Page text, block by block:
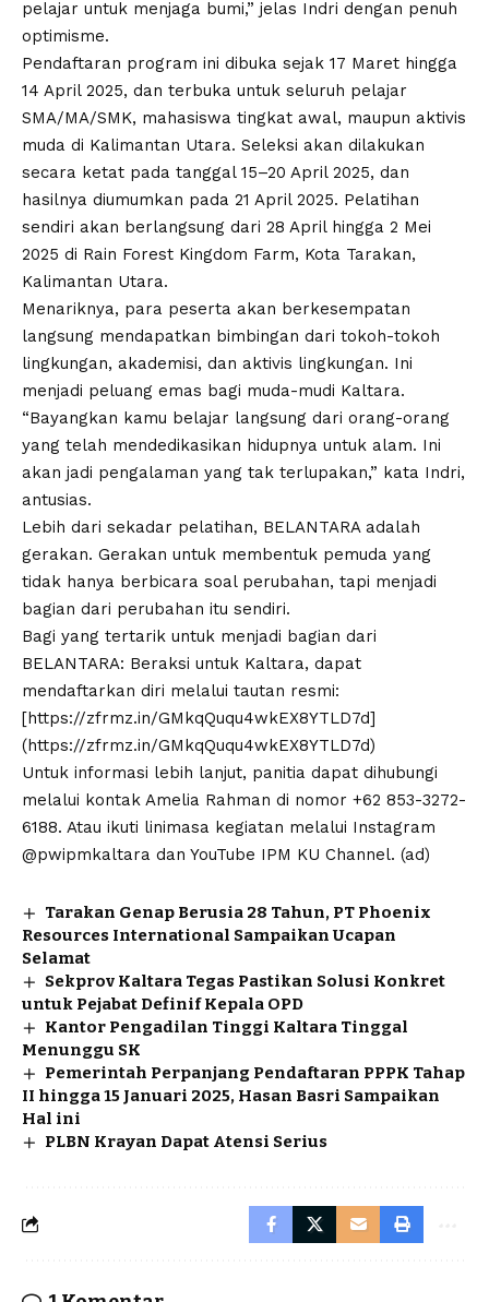
pelajar untuk menjaga bumi,” jelas Indri dengan penuh
optimisme.
Pendaftaran program ini dibuka sejak 17 Maret hingga
14 April 2025, dan terbuka untuk seluruh pelajar
SMA/MA/SMK, mahasiswa tingkat awal, maupun aktivis
muda di Kalimantan Utara. Seleksi akan dilakukan
secara ketat pada tanggal 15–20 April 2025, dan
hasilnya diumumkan pada 21 April 2025. Pelatihan
sendiri akan berlangsung dari 28 April hingga 2 Mei
2025 di Rain Forest Kingdom Farm, Kota Tarakan,
Kalimantan Utara.
Menariknya, para peserta akan berkesempatan
langsung mendapatkan bimbingan dari tokoh-tokoh
lingkungan, akademisi, dan aktivis lingkungan. Ini
menjadi peluang emas bagi muda-mudi Kaltara.
“Bayangkan kamu belajar langsung dari orang-orang
yang telah mendedikasikan hidupnya untuk alam. Ini
akan jadi pengalaman yang tak terlupakan,” kata Indri,
antusias.
Lebih dari sekadar pelatihan, BELANTARA adalah
gerakan. Gerakan untuk membentuk pemuda yang
tidak hanya berbicara soal perubahan, tapi menjadi
bagian dari perubahan itu sendiri.
Bagi yang tertarik untuk menjadi bagian dari
BELANTARA: Beraksi untuk Kaltara, dapat
mendaftarkan diri melalui tautan resmi:
[https://zfrmz.in/GMkqQuqu4wkEX8YTLD7d]
(https://zfrmz.in/GMkqQuqu4wkEX8YTLD7d)
Untuk informasi lebih lanjut, panitia dapat dihubungi
melalui kontak Amelia Rahman di nomor +62 853-3272-
6188. Atau ikuti linimasa kegiatan melalui Instagram
@pwipmkaltara dan YouTube IPM KU Channel. (ad)
Tarakan Genap Berusia 28 Tahun, PT Phoenix
Resources International Sampaikan Ucapan
Selamat
Sekprov Kaltara Tegas Pastikan Solusi Konkret
untuk Pejabat Definif Kepala OPD
Kantor Pengadilan Tinggi Kaltara Tinggal
Menunggu SK
Pemerintah Perpanjang Pendaftaran PPPK Tahap
II hingga 15 Januari 2025, Hasan Basri Sampaikan
Hal ini
PLBN Krayan Dapat Atensi Serius